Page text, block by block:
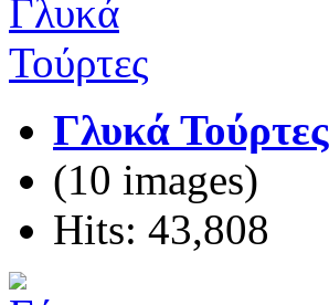
Γλυκά Τούρτες
(10 images)
Hits: 43,808